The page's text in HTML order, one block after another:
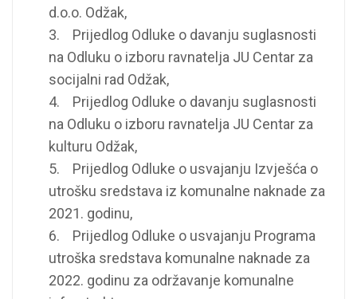
d.o.o. Odžak,
3. Prijedlog Odluke o davanju suglasnosti
na Odluku o izboru ravnatelja JU Centar za
socijalni rad Odžak,
4. Prijedlog Odluke o davanju suglasnosti
na Odluku o izboru ravnatelja JU Centar za
kulturu Odžak,
5. Prijedlog Odluke o usvajanju Izvješća o
utrošku sredstava iz komunalne naknade za
2021. godinu,
6. Prijedlog Odluke o usvajanju Programa
utroška sredstava komunalne naknade za
2022. godinu za održavanje komunalne